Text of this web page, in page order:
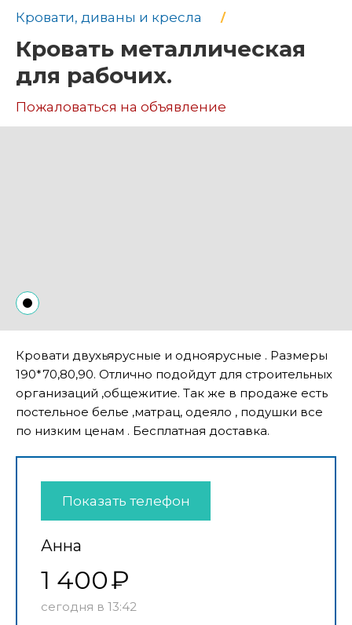
Кровати, диваны и кресла
Кровать металлическая
для рабочих.
Пожаловаться на объявление
Кровати двухьярусные и одноярусные . Размеры
190*70,80,90. Отлично подойдут для строительных
организаций ,общежитие. Так же в продаже есть
постельное белье ,матрац, одеяло , подушки все
по низким ценам . Бесплатная доставка.
Показать телефон
Анна
1 400
сегодня в 13:42